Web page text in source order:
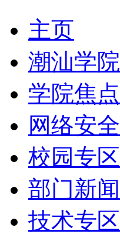
主页
潮汕学院
学院焦点
网络安全
校园专区
部门新闻
技术专区